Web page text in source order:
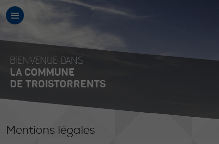
BIENVENUE DANS
LA COMMUNE
DE TROISTORRENTS
Mentions légales